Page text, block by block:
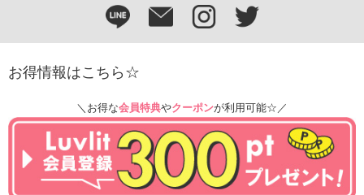
お得情報はこちら☆
＼お得な会員特典やクーポンが利用可能☆／